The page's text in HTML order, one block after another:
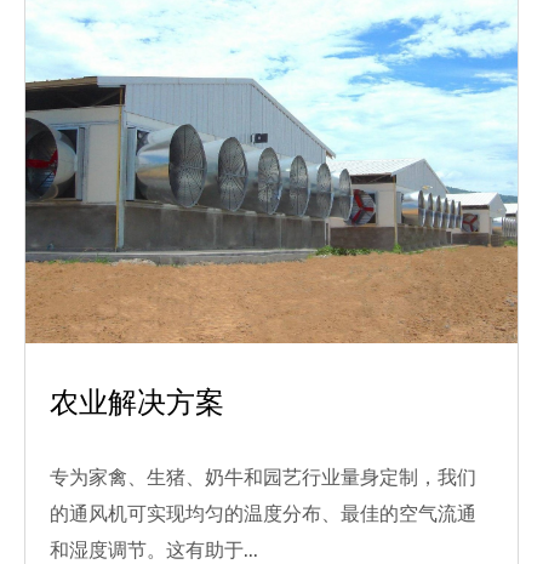
农业解决方案
专为家禽、生猪、奶牛和园艺行业量身定制，我们
的通风机可实现均匀的温度分布、最佳的空气流通
和湿度调节。这有助于...